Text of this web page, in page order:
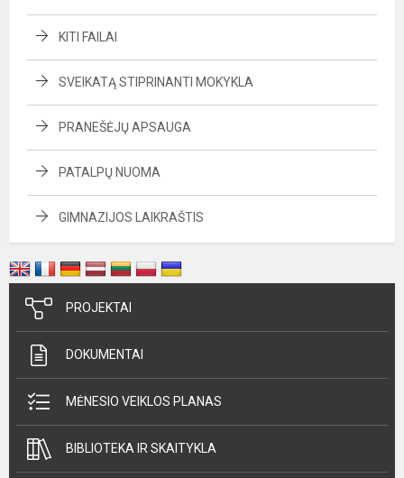
KITI FAILAI
SVEIKATĄ STIPRINANTI MOKYKLA
PRANEŠĖJŲ APSAUGA
PATALPŲ NUOMA
GIMNAZIJOS LAIKRAŠTIS
PROJEKTAI
DOKUMENTAI
MĖNESIO VEIKLOS PLANAS
BIBLIOTEKA IR SKAITYKLA